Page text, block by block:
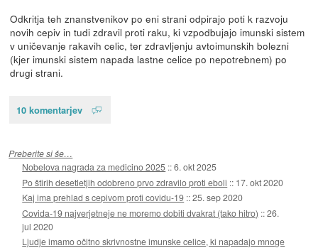
Odkritja teh znanstvenikov po eni strani odpirajo poti k razvoju
novih cepiv in tudi zdravil proti raku, ki vzpodbujajo imunski sistem
v uničevanje rakavih celic, ter zdravljenju avtoimunskih bolezni
(kjer imunski sistem napada lastne celice po nepotrebnem) po
drugi strani.
10 komentarjev
Preberite si še…
Nobelova nagrada za medicino 2025 ::6. okt 2025
Po štirih desetletjih odobreno prvo zdravilo proti eboli :: 17. okt 2020
Kaj ima prehlad s cepivom proti covidu-19 ::25. sep 2020
Covida-19 najverjetneje ne moremo dobiti dvakrat (tako hitro) ::26.
jul 2020
Ljudje imamo očitno skrivnostne imunske celice, ki napadajo mnoge